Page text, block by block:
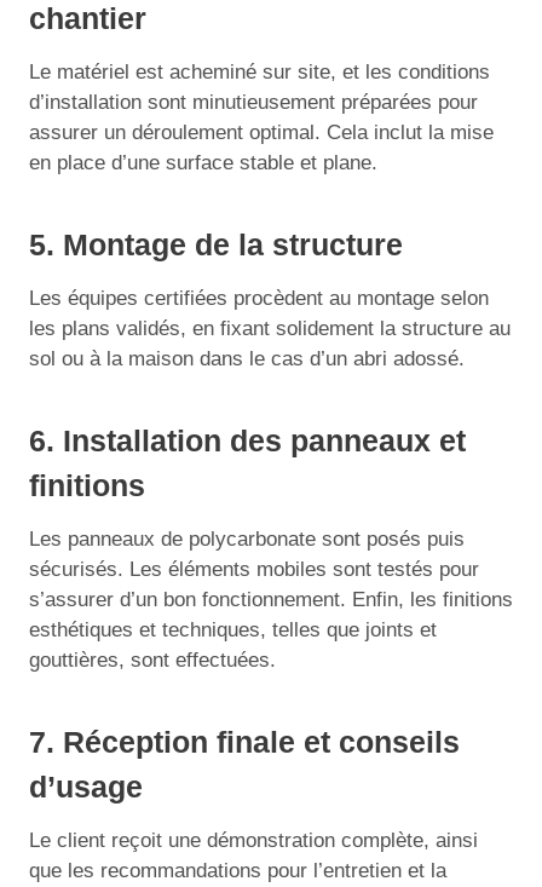
chantier
Le matériel est acheminé sur site, et les conditions
d’installation sont minutieusement préparées pour
assurer un déroulement optimal. Cela inclut la mise
en place d’une surface stable et plane.
5. Montage de la structure
Les équipes certifiées procèdent au montage selon
les plans validés, en fixant solidement la structure au
sol ou à la maison dans le cas d’un abri adossé.
6. Installation des panneaux et
finitions
Les panneaux de polycarbonate sont posés puis
sécurisés. Les éléments mobiles sont testés pour
s’assurer d’un bon fonctionnement. Enfin, les finitions
esthétiques et techniques, telles que joints et
gouttières, sont effectuées.
7. Réception finale et conseils
d’usage
Le client reçoit une démonstration complète, ainsi
que les recommandations pour l’entretien et la